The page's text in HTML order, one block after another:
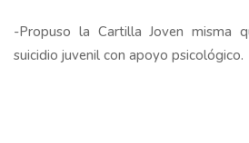
-Propuso la Cartilla Joven misma
suicidio juvenil con apoyo psicológico.